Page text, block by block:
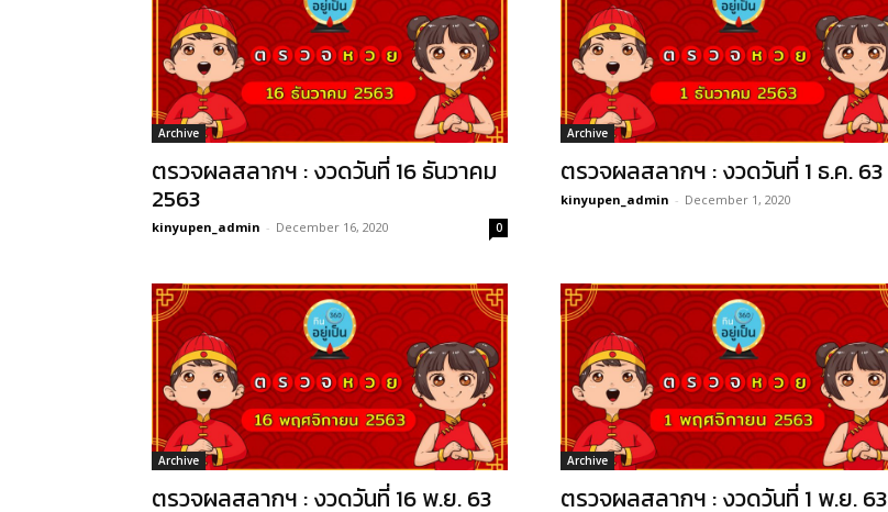
Archive
ตรวจผลสลากฯ : งวดวันที่ 16 ธันวาคม
2563
kinyupen_admin - December 16, 2020 0
Archive
ตรวจผลสลากฯ : งวดวันที่ 1 ธ.ค. 63
kinyupen_admin - December 1, 2020
Archive
ตรวจผลสลากฯ : งวดวันที่ 16 พ.ย. 63
Archive
ตรวจผลสลากฯ : งวดวันที่ 1 พ.ย. 63